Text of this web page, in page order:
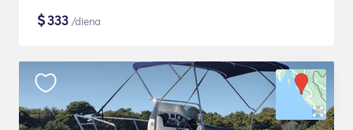
$333 /diena